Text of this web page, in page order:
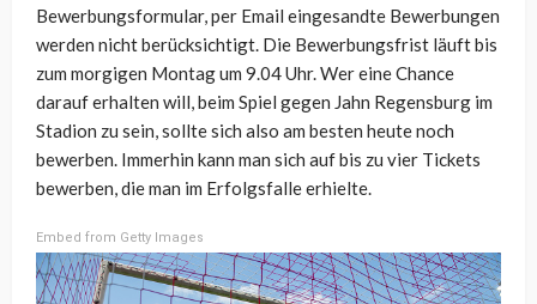
Bewerbungsformular, per Email eingesandte Bewerbungen
werden nicht berücksichtigt. Die Bewerbungsfrist läuft bis
zum morgigen Montag um 9.04 Uhr. Wer eine Chance
darauf erhalten will, beim Spiel gegen Jahn Regensburg im
Stadion zu sein, sollte sich also am besten heute noch
bewerben. Immerhin kann man sich auf bis zu vier Tickets
bewerben, die man im Erfolgsfalle erhielte.
Embed from Getty Images